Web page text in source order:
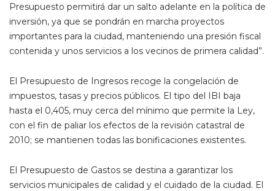
Presupuesto permitirá dar un salto adelante en la política de
inversión, ya que se pondrán en marcha proyectos
importantes para la ciudad, manteniendo una presión fiscal
contenida y unos servicios a los vecinos de primera calidad”.
El Presupuesto de Ingresos recoge la congelación de
impuestos, tasas y precios públicos. El tipo del IBI baja
hasta el 0,405, muy cerca del mínimo que permite la Ley,
con el fin de paliar los efectos de la revisión catastral de
2010; se mantienen todas las bonificaciones existentes.
El Presupuesto de Gastos se destina a garantizar los
servicios municipales de calidad y el cuidado de la ciudad. El